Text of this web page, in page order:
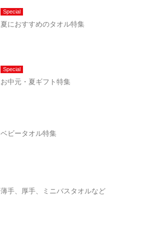
Special
夏におすすめのタオル特集
Special
お中元・夏ギフト特集
ベビータオル特集
薄手、厚手、ミニバスタオルなど